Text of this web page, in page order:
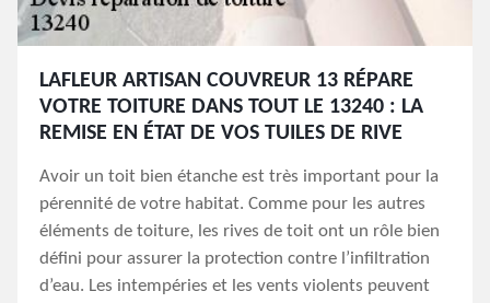
LAFLEUR ARTISAN COUVREUR 13 RÉPARE
VOTRE TOITURE DANS TOUT LE 13240 : LA
REMISE EN ÉTAT DE VOS TUILES DE RIVE
Avoir un toit bien étanche est très important pour la
pérennité de votre habitat. Comme pour les autres
éléments de toiture, les rives de toit ont un rôle bien
défini pour assurer la protection contre l’infiltration
d’eau. Les intempéries et les vents violents peuvent